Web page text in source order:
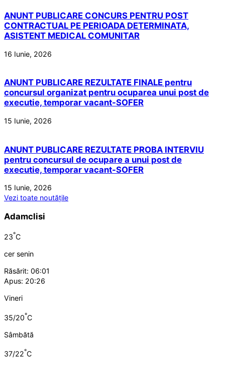
ANUNT PUBLICARE CONCURS PENTRU POST
CONTRACTUAL PE PERIOADA DETERMINATA,
ASISTENT MEDICAL COMUNITAR
16 Iunie, 2026
ANUNT PUBLICARE REZULTATE FINALE pentru
concursul organizat pentru ocuparea unui post de
executie, temporar vacant-SOFER
15 Iunie, 2026
ANUNT PUBLICARE REZULTATE PROBA INTERVIU
pentru concursul de ocupare a unui post de
executie, temporar vacant-SOFER
15 Iunie, 2026
Vezi toate noutățile
Adamclisi
23°C
cer senin
Răsărit: 06:01
Apus: 20:26
Vineri
35/20°C
Sâmbătă
37/22°C